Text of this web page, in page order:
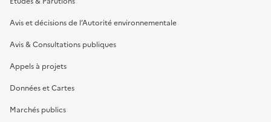
Avis et décisions de l’Autorité environnementale
Avis & Consultations publiques
Appels à projets
Données et Cartes
Marchés publics